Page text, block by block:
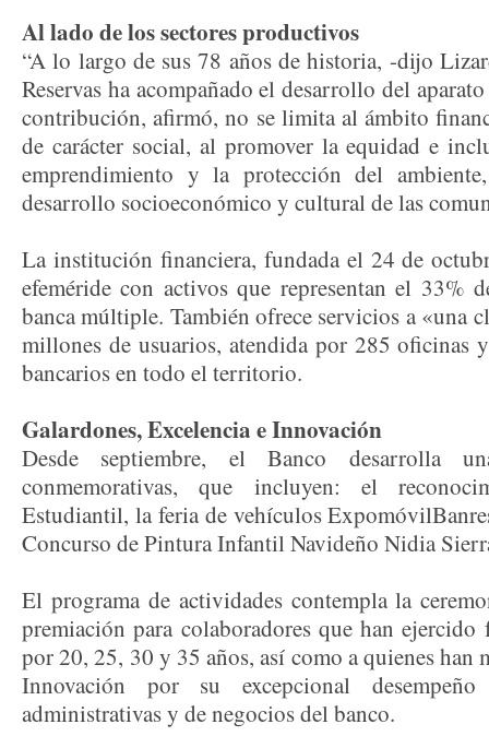
Al lado de los sectores productivos
“A lo largo de sus 78 años de historia, -dijo
Reservas ha acompañado el desarrollo del
contribución, afirmó, no se limita al ámbito
de carácter social, al promover la equidad e
emprendimiento y la protección del
desarrollo socioeconómico y cultural de las
La institución financiera, fundada el 24 de
efeméride con activos que representan el 33%
banca múltiple. También ofrece servicios a «una
millones de usuarios, atendida por 285 oficinas
bancarios en todo el territorio.
Galardones, Excelencia e Innovación
Desde septiembre, el Banco desarrolla
conmemorativas, que incluyen: el
Estudiantil, la feria de vehículos
Concurso de Pintura Infantil Navideño Nidia
El programa de actividades contempla la
premiación para colaboradores que han
por 20, 25, 30 y 35 años, así como a quienes han
Innovación por su excepcional
administrativas y de negocios del banco.